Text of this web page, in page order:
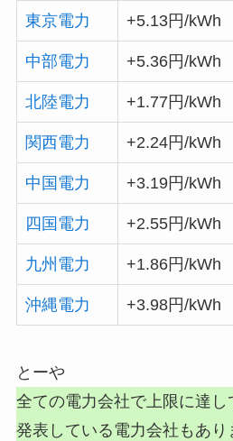
東京電力 +5.13円/kWh
中部電力 +5.36円/kWh
北陸電力 +1.77円/kWh
関西電力 +2.24円/kWh
中国電力 +3.19円/kWh
四国電力 +2.55円/kWh
九州電力 +1.86円/kWh
沖縄電力 +3.98円/kWh
とーや
全ての電力会社で上限に達し
発表している電力会社もあり